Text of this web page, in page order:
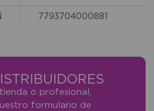
7793704000881
o profesional,
formulario de